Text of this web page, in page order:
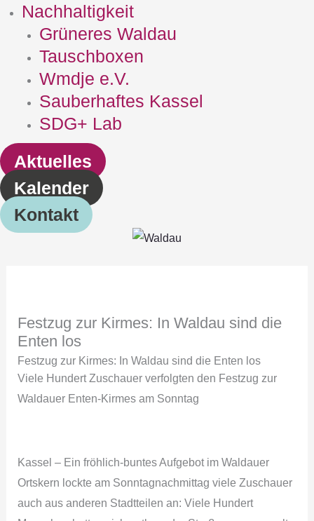
Nachhaltigkeit
Grüneres Waldau
Tauschboxen
Wmdje e.V.
Sauberhaftes Kassel
SDG+ Lab
Aktuelles
Kalender
Kontakt
Festzug zur Kirmes: In Waldau sind die
Enten los
Festzug zur Kirmes: In Waldau sind die Enten los
Viele Hundert Zuschauer verfolgten den Festzug zur
Waldauer Enten-Kirmes am Sonntag
Kassel – Ein fröhlich-buntes Aufgebot im Waldauer
Ortskern lockte am Sonntagnachmittag viele Zuschauer
auch aus anderen Stadtteilen an: Viele Hundert